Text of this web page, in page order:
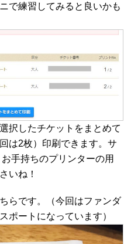
で練習してみると良いかも
択したチケットをまとめて
は2枚）印刷できます。サ
手持ちのプリンターの用
いね！
らです。（今回はファンダ
ポートになっています）